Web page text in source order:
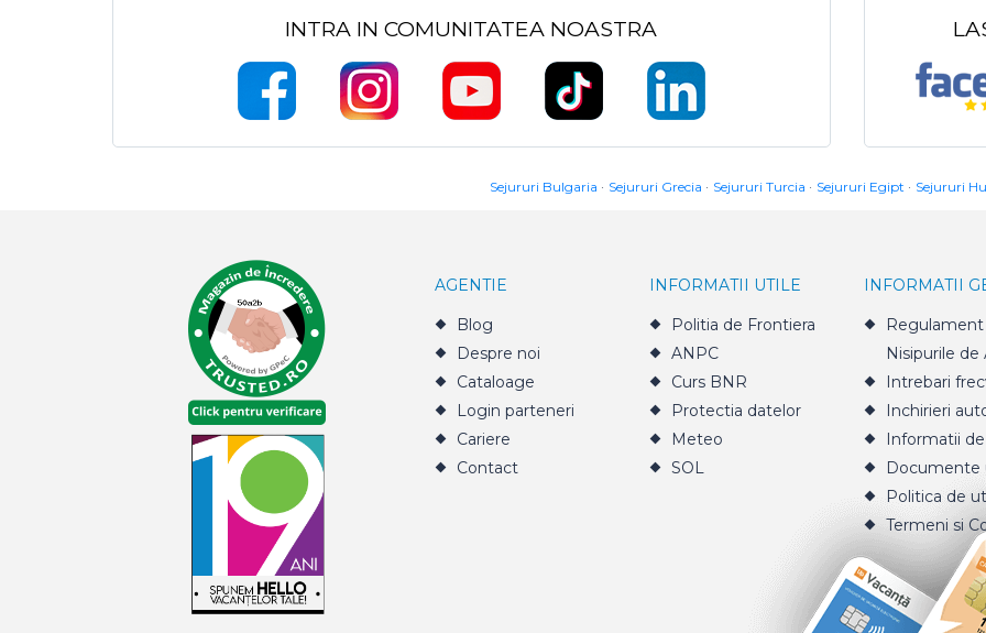
INTRA IN COMUNITATEA NOASTRA
Sejururi Bulgaria Sejururi Grecia Sejururi Turcia Sejururi Egipt Sejururi
AGENTIE
Blog
Despre noi
Cataloage
Login parteneri
Cariere
Contact
INFORMATII UTILE
Politia de Frontiera
ANPC
Curs BNR
Protectia datelor
Meteo
SOL
INFORMATII
Regulament
Nisipurile de
Intrebari
Inchirieri
Informatii
Documente
Politica de
Termeni si